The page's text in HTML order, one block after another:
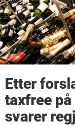
Etter
taxfree
svarer